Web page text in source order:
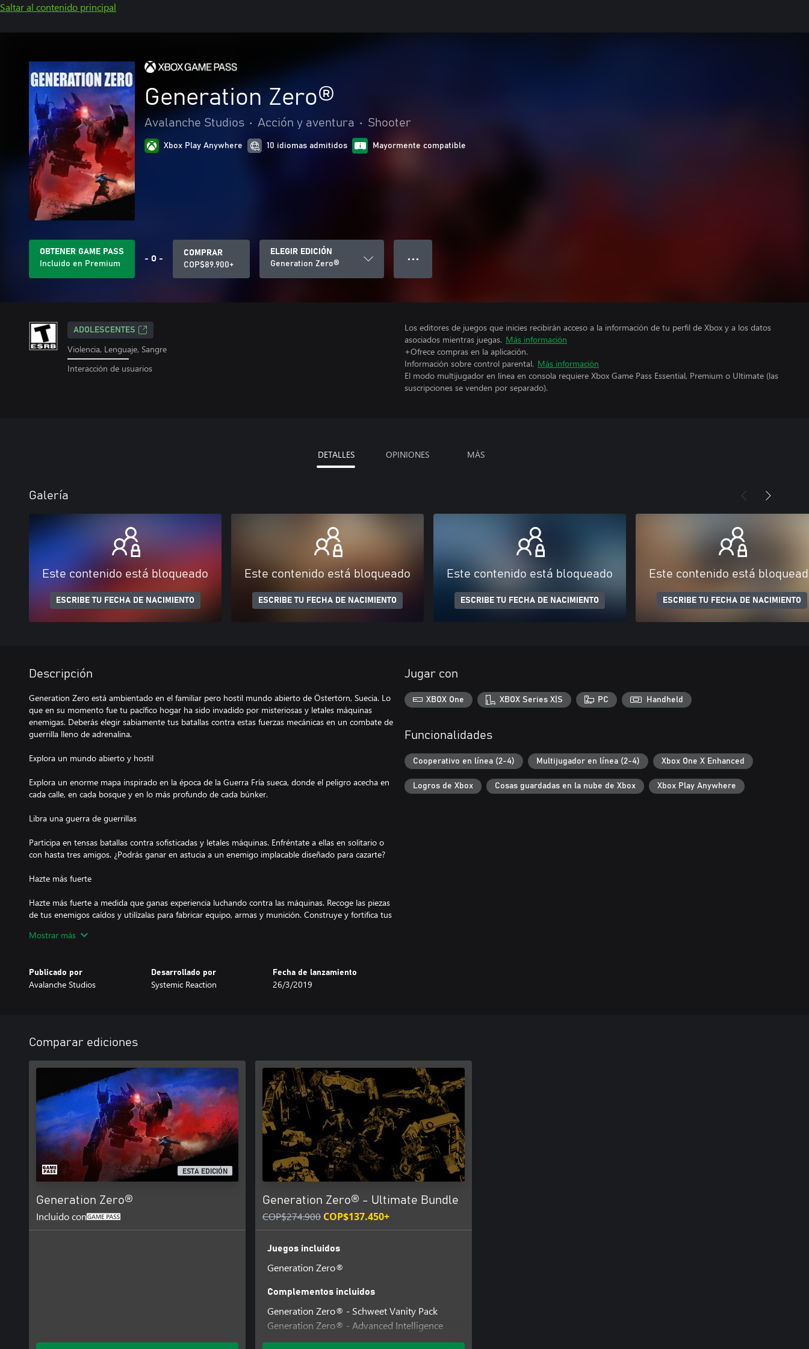
Saltar al contenido principal
Generation Zero®
Avalanche Studios • Acción y aventura • Shooter
Xbox Play Anywhere 10 idiomas admitidos Mayormente compatible
OBTENER GAME PASS
Incluido en Premium
- O -
COMPRAR
COP$89.900+
ELEGIR EDICIÓN
Generation Zero®
● ● ●
ADOLESCENTES
Violencia, Lenguaje, Sangre
Interacción de usuarios
Los editores de juegos que inicies recibirán acceso a la información de tu perfil de Xbox y a los datos
asociados mientras juegas. Más información
+Ofrece compras en la aplicación.
Información sobre control parental. Más información
El modo multijugador en línea en consola requiere Xbox Game Pass Essential, Premium o Ultimate (las
suscripciones se venden por separado).
DETALLES OPINIONES MÁS
Galería
Este contenido está bloqueado
ESCRIBE TU FECHA DE NACIMIENTO
Este contenido está bloqueado
ESCRIBE TU FECHA DE NACIMIENTO
Este contenido está bloqueado
ESCRIBE TU FECHA DE NACIMIENTO
Este contenido está
ESCRIBE TU FECHA DE NACIMIENTO
Descripción
Generation Zero está ambientado en el familiar pero hostil mundo abierto de Östertörn, Suecia. Lo
que en su momento fue tu pacífico hogar ha sido invadido por misteriosas y letales máquinas
enemigas. Deberás elegir sabiamente tus batallas contra estas fuerzas mecánicas en un combate de
guerrilla lleno de adrenalina.
Explora un mundo abierto y hostil
Explora un enorme mapa inspirado en la época de la Guerra Fría sueca, donde el peligro acecha en
cada calle, en cada bosque y en lo más profundo de cada búnker.
Libra una guerra de guerrillas
Participa en tensas batallas contra sofisticadas y letales máquinas. Enfréntate a ellas en solitario o
con hasta tres amigos. ¿Podrás ganar en astucia a un enemigo implacable diseñado para cazarte?
Hazte más fuerte
Hazte más fuerte a medida que ganas experiencia luchando contra las máquinas. Recoge las piezas
de tus enemigos caídos y utilízalas para fabricar equipo, armas y munición. Construye y fortifica tus
Descubre la verdad sobre lo que realmente ocurrió en la región de Östertörn.
Mostrar más
Publicado por
Avalanche Studios
Desarrollado por
Systemic Reaction
Fecha de lanzamiento
26/3/2019
Jugar con
XBOX One XBOX Series X|S PC Handheld
Funcionalidades
Cooperativo en línea (2-4) Multijugador en línea (2-4) Xbox One X Enhanced
Logros de Xbox Cosas guardadas en la nube de Xbox Xbox Play Anywhere
Comparar ediciones
ESTA EDICIÓN
Generation Zero®
Incluido con
Generation Zero® - Ultimate Bundle
COP$274.900 COP$137.450+
Juegos incluidos
Generation Zero®
Complementos incluidos
Generation Zero® - Schweet Vanity Pack
Generation Zero® - Advanced Intelligence
Cosmetics Pack